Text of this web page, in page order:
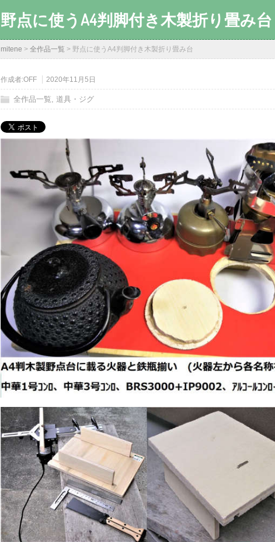
野点に使うA4判脚付き木製折り畳み台
mitene > 全作品一覧 > 野点に使うA4判脚付き木製折り畳み台
作成者:OFF 2020年11月5日
全作品一覧, 道具・ジグ